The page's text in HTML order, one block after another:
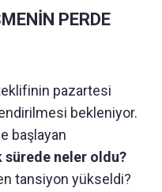
PERDE
pazartesi
bekleniyor.
başlayan
neler oldu?
tansiyon yükseldi?